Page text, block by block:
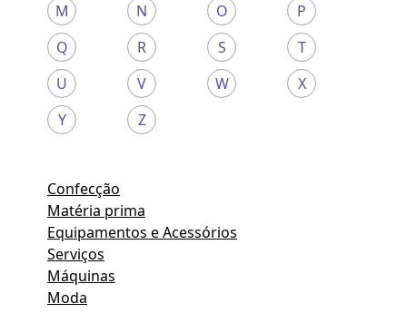
M
N O
P
Q
R S
T
U
V W
X
Y
Z
Confecção
Matéria prima
Equipamentos e Acessórios
Serviços
Máquinas
Moda